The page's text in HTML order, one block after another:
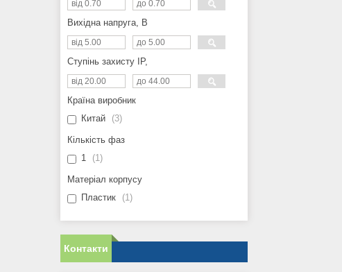
Вихідна напруга, В
Ступінь захисту IP,
Країна виробник
Китай
3
Кількість фаз
1
1
Матеріал корпусу
Пластик
1
Контакти